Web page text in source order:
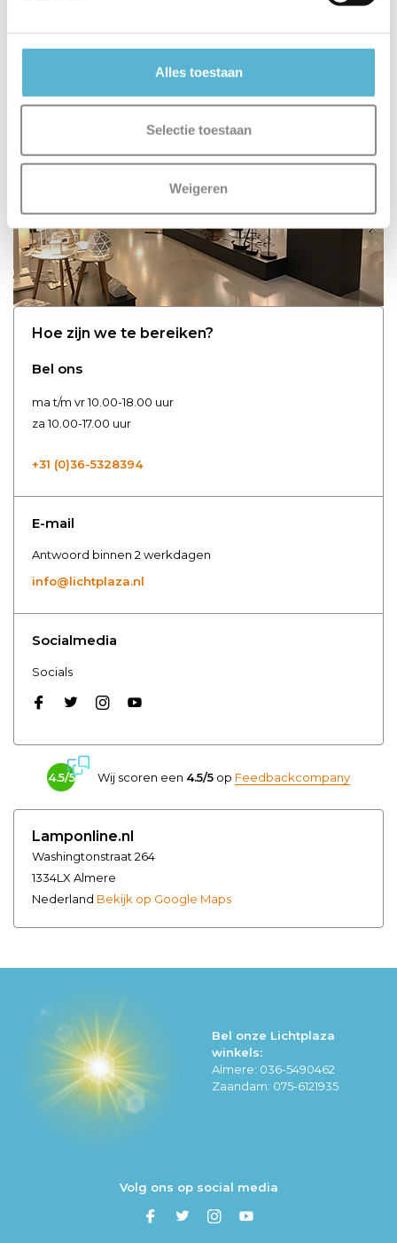
Alles toestaan
Selectie toestaan
Weigeren
Hoe zijn we te bereiken?
Bel ons
ma t/m vr 10.00-18.00 uur
za 10.00-17.00 uur
+31 (0)36-5328394
E-mail
Antwoord binnen 2 werkdagen
info@lichtplaza.nl
Socialmedia
Socials
4.5/5 Wij scoren een 4.5/5 op Feedbackcompany
Lamponline.nl
Washingtonstraat 264
1334LX Almere
Nederland Bekijk op Google Maps
Bel onze Lichtplaza
winkels:
Almere: 036-5490462
Zaandam: 075-6121935
Volg ons op social media